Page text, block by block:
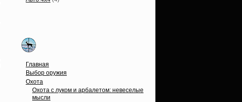
Главная
Выбор оружия
Охота
Охота с луком и арбалетом: невеселые
мысли